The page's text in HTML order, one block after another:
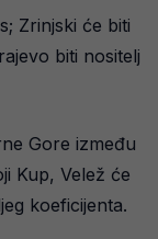
Zrinjski će biti
biti nositelj
Gore između
Kup, Velež će
koeficijenta.